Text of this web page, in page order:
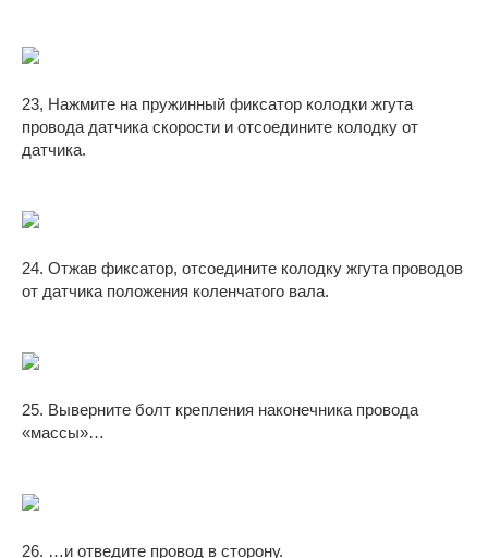
23, Нажмите на пружинный фиксатор колодки жгута
провода датчика скорости и отсоедините колодку от
датчика.
24. Отжав фиксатор, отсоедините колодку жгута проводов
от датчика положения коленчатого вала.
25. Выверните болт крепления наконечника провода
«массы»…
26. …и отведите провод в сторону.